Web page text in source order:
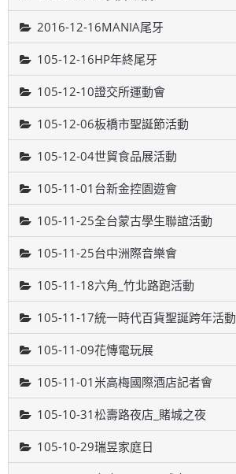
2016-12-16MANIA尾牙
105-12-16HP年終尾牙
105-12-10證交所運動會
105-12-06板橋市聖誕節活動
105-12-04世貿食品展活動
105-11-01台新金控園遊會
105-11-25全台蒙古學生聯誼活動
105-11-25台中洲際音樂會
105-11-18六角_竹北路跑活動
105-11-17統一時代百貨聖誕跨年活動
105-11-09花慱電玩展
105-11-01米高梅國際酒店記者會
105-10-31松壽路夜店_賭城之夜
105-10-29瑞昱家庭日